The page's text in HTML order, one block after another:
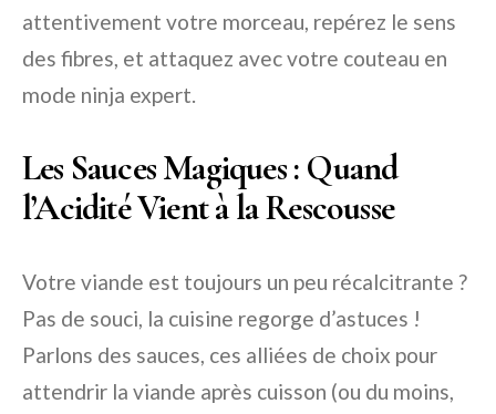
attentivement votre morceau, repérez le sens
des fibres, et attaquez avec votre couteau en
mode ninja expert.
Les Sauces Magiques : Quand
l’Acidité Vient à la Rescousse
Votre viande est toujours un peu récalcitrante ?
Pas de souci, la cuisine regorge d’astuces !
Parlons des sauces, ces alliées de choix pour
attendrir la viande après cuisson (ou du moins,